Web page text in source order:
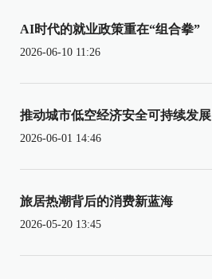
AI时代的就业政策重在“组合拳”
2026-06-10 11:26
推动城市低空经济安全可持续发展
2026-06-01 14:46
旅居热潮背后的消费新蓝海
2026-05-20 13:45